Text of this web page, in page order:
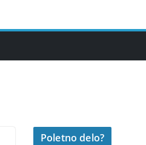
Poletno delo?